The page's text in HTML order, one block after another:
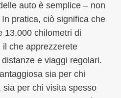
auto è semplice – non
pratica, ciò significa che
13.000 chilometri di
che apprezzerete
e viaggi regolari.
sia per chi
per chi visita spesso